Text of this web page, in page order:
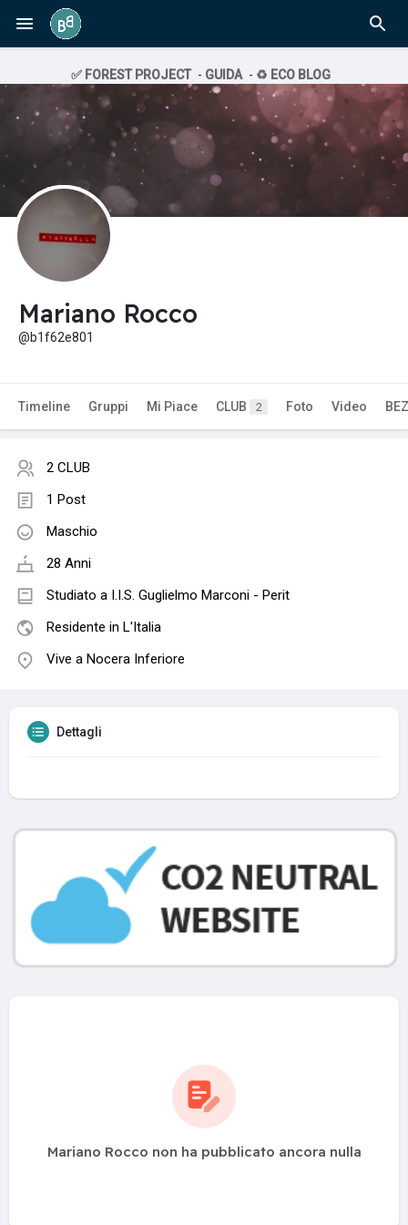
✅ FOREST PROJECT - GUIDA - ♻️ ECO BLOG
Mariano Rocco
@b1f62e801
Timeline Gruppi Mi Piace CLUB 2 Foto Video BEZ
2 CLUB
1 Post
Maschio
28 Anni
Studiato a I.I.S. Guglielmo Marconi - Perit
Residente in L'Italia
Vive a Nocera Inferiore
Dettagli
Mariano Rocco non ha pubblicato ancora nulla